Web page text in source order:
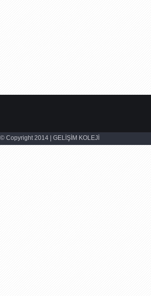
© Copyright 2014 | GELİŞİM KOLEJİ